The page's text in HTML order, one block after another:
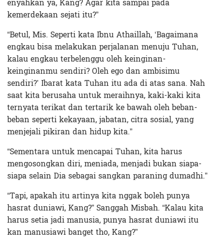
kemerdekaan sejati itu?”
“Betul, Mis. Seperti kata Ibnu Athaillah, ‘Bagaimana
engkau bisa melakukan perjalanan menuju Tuhan,
kalau engkau terbelenggu oleh keinginan-
keinginanmu sendiri? Oleh ego dan ambisimu
sendiri?’ Ibarat kata Tuhan itu ada di atas sana. Nah
saat kita berusaha untuk meraihnya, kaki-kaki kita
ternyata terikat dan tertarik ke bawah oleh beban-
beban seperti kekayaan, jabatan, citra sosial, yang
menjejali pikiran dan hidup kita.”
“Sementara untuk mencapai Tuhan, kita harus
mengosongkan diri, meniada, menjadi bukan siapa-
siapa selain Dia sebagai sangkan paraning dumadhi.”
“Tapi, apakah itu artinya kita nggak boleh punya
hasrat duniawi, Kang?” Sanggah Misbah. “Kalau kita
harus setia jadi manusia, punya hasrat duniawi itu
kan manusiawi banget tho, Kang?”